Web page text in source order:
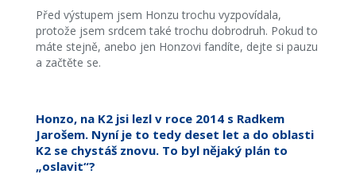
Před výstupem jsem Honzu trochu vyzpovídala,
protože jsem srdcem také trochu dobrodruh. Pokud to
máte stejně, anebo jen Honzovi fandíte, dejte si pauzu
a začtěte se.
Honzo, na K2 jsi lezl v roce 2014 s Radkem
Jarošem. Nyní je to tedy deset let a do oblasti
K2 se chystáš znovu. To byl nějaký plán to
„oslavit“?